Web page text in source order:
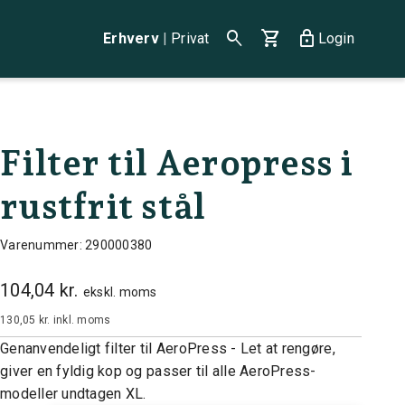
Erhverv | Privat search shopping_cart lock Login
Filter til Aeropress i
rustfrit stål
Varenummer: 290000380
104,04 kr. ekskl. moms
130,05 kr. inkl. moms
Genanvendeligt filter til AeroPress - Let at rengøre,
giver en fyldig kop og passer til alle AeroPress-
modeller undtagen XL.